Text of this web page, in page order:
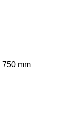
750 mm